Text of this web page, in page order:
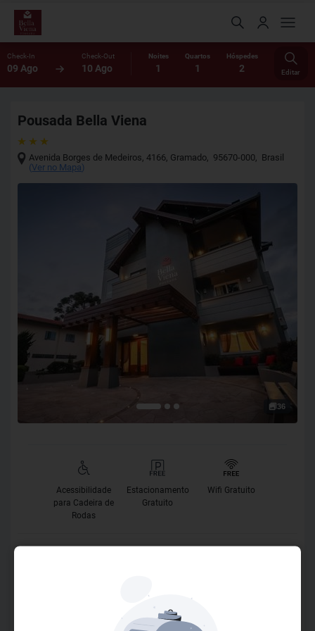
Check-In
09 Ago
Check-Out
10 Ago
Noites
1
Quartos
1
Hóspedes
2 Editar
Pousada Bella Viena
Avenida Borges de Medeiros, 4166, Gramado, 95670-000, Brasil
(Ver no Mapa)
36
Acessibilidade
para Cadeira de
Rodas
Estacionamento
Gratuito
Wifi Gratuito
Viena Hotéis. Nosso propósito é receber os nossos